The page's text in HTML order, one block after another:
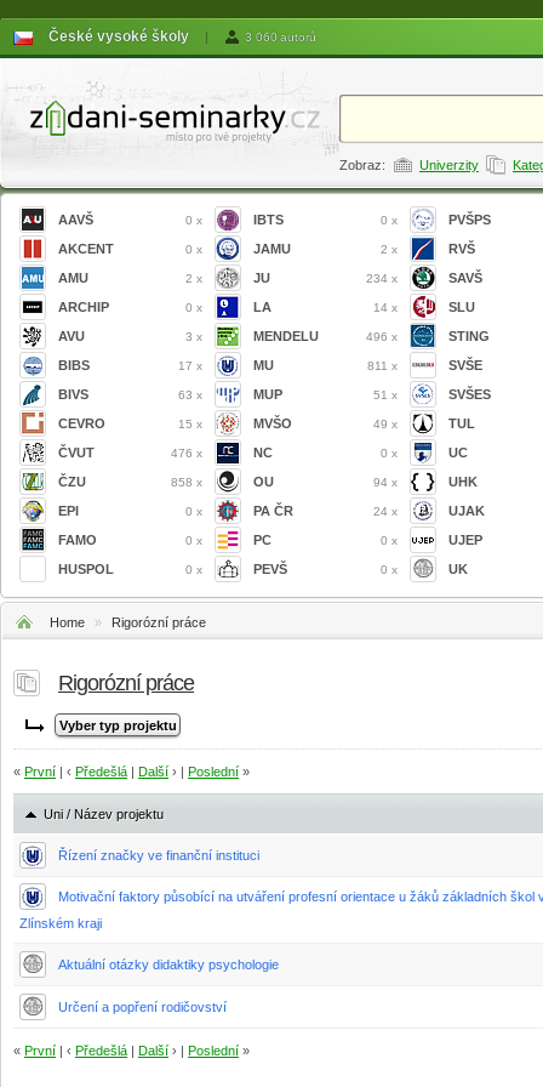
České vysoké školy | 3 060 autorů
Zobraz: Univerzity
AAVŠ 0 x
AKCENT 0 x
AMU 2 x
ARCHIP 0 x
AVU 3 x
BIBS 17 x
BIVS 63 x
CEVRO 15 x
ČVUT 476 x
ČZU 858 x
EPI 0 x
FAMO 0 x
HUSPOL 0 x
IBTS 0 x
JAMU 2 x
JU 234 x
LA 14 x
MENDELU 496 x
MU 811 x
MUP 51 x
MVŠO 49 x
NC 0 x
OU 94 x
PA ČR 24 x
PC 0 x
PEVŠ 0 x
PVŠPS
RVŠ
SAVŠ
SLU
STING
SVŠE
SVŠES
TUL
UC
UHK
UJAK
UJEP
UK
Home » Rigorózní práce
Rigorózní práce
« První | ‹ Předešlá Další › | Poslední »
Uni / Název projektu
Řízení značky ve finanční instituci
Motivační faktory působící na utváření profesní orientace u žáků základních škol
Zlínském kraji
Aktuální otázky didaktiky psychologie
Určení a popření rodičovství
« První | ‹ Předešlá Další › | Poslední »